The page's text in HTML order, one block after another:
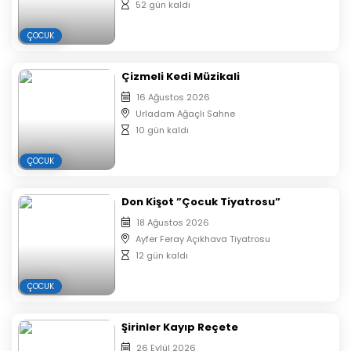
ve Kuzey Ülkesi’nin kahramanlarının yanında görmeyi
umut ediyor ve bekliyoruz.
Uyarlayan ve Yöneten: Polat İnangül
Oynayanlar:
Melek İstek
Nermin Taşoğulları
Aytekin Turgutlu
ÇOCUK
52 gün kaldı
ÇOCUK
Çizmeli Kedi Müzikali
16 Ağustos 2026
Urladam Ağaçlı Sahne
10 gün kaldı
ÇOCUK
Don Kişot ”Çocuk Tiyatrosu”
18 Ağustos 2026
Ayfer Feray Açıkhava Tiyatrosu
12 gün kaldı
Şirinler Kayıp Reçete
26 Eylül 2026